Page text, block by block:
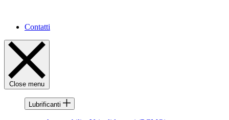
Contatti
Close menu
Lubrificanti